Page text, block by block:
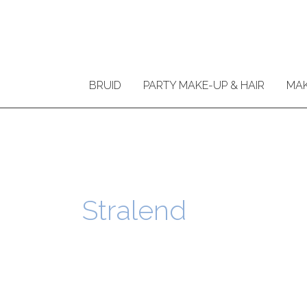
BRUID PARTY MAKE-UP & HAIR
Stralend